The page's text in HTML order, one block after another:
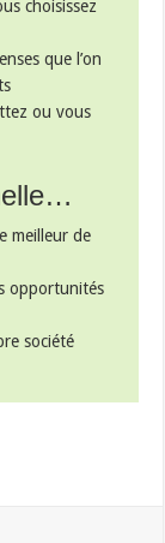
choisissez
que l’on
ou vous
meilleur de
opportunités
société